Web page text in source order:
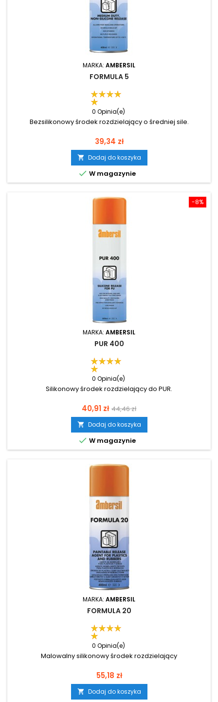
MARKA: AMBERSIL
FORMULA 5
0 Opinia(e)
Bezsilikonowy środek rozdzielający o średniej sile.
Cena
39,34 zł
 Dodaj do koszyka
 W magazynie
-8%
MARKA: AMBERSIL
PUR 400
0 Opinia(e)
Silikonowy środek rozdzielający do PUR.
Cena
40,91 zł Cena
podstawowa
44,46 zł
 Dodaj do koszyka
 W magazynie
MARKA: AMBERSIL
FORMULA 20
0 Opinia(e)
Malowalny silikonowy środek rozdzielający
Cena
55,18 zł
 Dodaj do koszyka